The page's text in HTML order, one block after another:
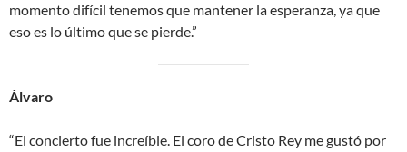
momento difícil tenemos que mantener la esperanza, ya que
eso es lo último que se pierde.”
Álvaro
“El concierto fue increíble. El coro de Cristo Rey me gustó por